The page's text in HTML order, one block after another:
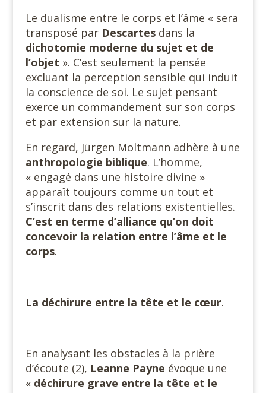
Le dualisme entre le corps et l’âme « sera
transposé par Descartesdans la
dichotomie moderne du sujet et de
l’objet ». C’est seulement la pensée
excluant la perception sensible qui induit
la conscience de soi. Le sujet pensant
exerce un commandement sur son corps
et par extension sur la nature.
En regard, Jürgen Moltmann adhère à une
anthropologie biblique. L’homme,
« engagé dans une histoire divine »
apparaît toujours comme un tout et
s’inscrit dans des relations existentielles.
C’est en terme d’alliance qu’on doit
concevoir la relation entre l’âme et le
corps.
La déchirure entre la tête et le cœur.
En analysant les obstacles à la prière
d’écoute (2), Leanne Payne évoque une
« déchirure grave entre la tête et le